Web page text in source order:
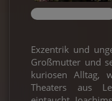
Exzentrik und
Großmutter und
kuriosen Alltag,
Theaters aus